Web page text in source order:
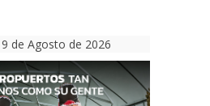
de Agosto de 2026